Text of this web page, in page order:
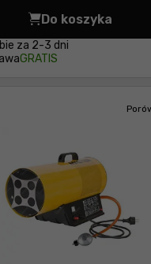
za 2-3 dni
GRATIS
Do koszyka